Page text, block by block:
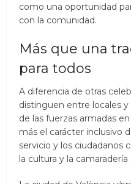
como una oportunidad
con la comunidad.
Más que una
para todos
A diferencia de otras
distinguen entre locales
de las fuerzas armadas
más el carácter inclusivo
servicio y los ciudadanos
la cultura y la